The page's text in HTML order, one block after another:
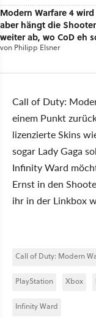
Modern Warfare 4
aber hängt die
weiter ab, wo CoD eh
von Philipp Elsner
Call of Duty:
einem Punkt
lizenzierte Skins
sogar Lady Gaga
Infinity Ward
Ernst in den
ihr in der Linkbox
Call of Duty: Modern
PlayStation Xbox
Infinity Ward